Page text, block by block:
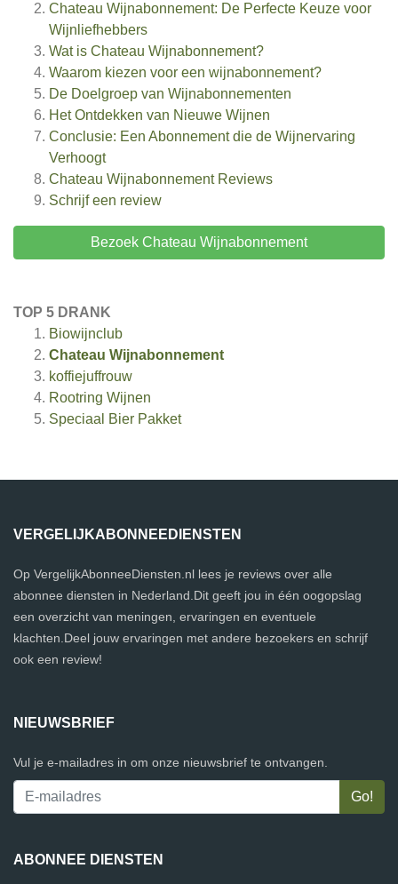
Chateau Wijnabonnement: De Perfecte Keuze voor
Wijnliefhebbers
Wat is Chateau Wijnabonnement?
Waarom kiezen voor een wijnabonnement?
De Doelgroep van Wijnabonnementen
Het Ontdekken van Nieuwe Wijnen
Conclusie: Een Abonnement die de Wijnervaring
Verhoogt
Chateau WijnabonnementReviews
Schrijf een review
Bezoek Chateau Wijnabonnement
TOP 5 DRANK
Biowijnclub
Chateau Wijnabonnement
koffiejuffrouw
Rootring Wijnen
Speciaal Bier Pakket
VERGELIJKABONNEEDIENSTEN
Op VergelijkAbonneeDiensten.nl lees je reviews over alle
abonnee diensten in Nederland.Dit geeft jou in één oogopslag
een overzicht van meningen, ervaringen en eventuele
klachten.Deel jouw ervaringen met andere bezoekers en schrijf
ook een review!
NIEUWSBRIEF
Vul je e-mailadres in om onze nieuwsbrief te ontvangen.
ABONNEE DIENSTEN